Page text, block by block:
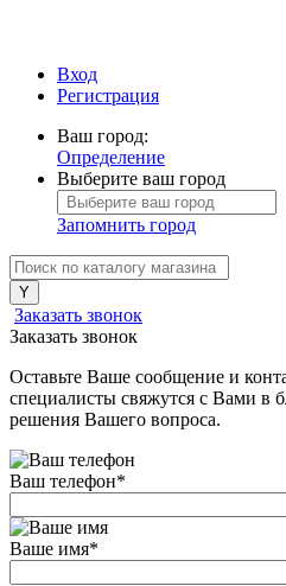
Вход
Регистрация
Ваш город:
Определение
Выберите ваш город
Запомнить город
Заказать звонок
Заказать звонок
Оставьте Ваше сообщение и
специалисты свяжутся с Вами в
решения Вашего вопроса.
Ваш телефон*
Ваше имя*